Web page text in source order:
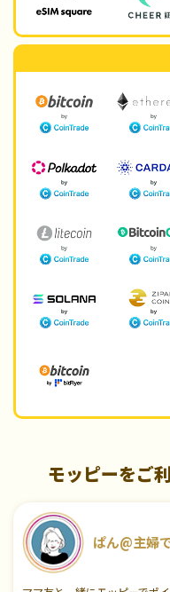
モッピーをご
ぱん@主婦